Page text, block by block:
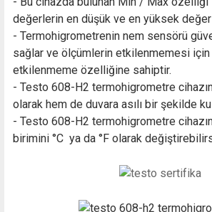
değerlerin en düşük ve en yüksek
- Termohigrometrenin nem sensörü
sağlar ve ölçümlerin etkilenmemesi için
etkilenmeme özelliğine sahiptir.
- Testo 608-H2 termohigrometre
olarak hem de duvara asılı bir şekilde
- Testo 608-H2 termohigrometre
birimini °C ya da °F olarak